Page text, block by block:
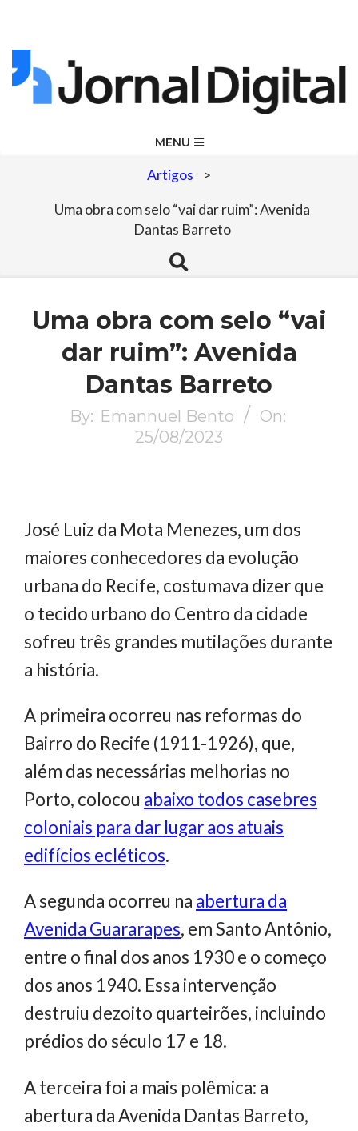
Skip
to
Jornal
Digital
MENU
Artigos >
Uma obra com selo “vai dar ruim”: Avenida
Dantas Barreto
Search
Uma obra com selo “vai
dar ruim”: Avenida
Dantas Barreto
By: Emannuel Bento
On:
25/08/2023
José Luiz da Mota Menezes, um dos
maiores conhecedores da evolução
urbana do Recife, costumava dizer que
o tecido urbano do Centro da cidade
sofreu três grandes mutilações durante
a história.
A primeira ocorreu nas reformas do
Bairro do Recife (1911-1926), que,
além das necessárias melhorias no
Porto, colocou abaixo todos casebres
coloniais para dar lugar aos atuais
edifícios ecléticos.
A segunda ocorreu na abertura da
Avenida Guararapes, em Santo Antônio,
entre o final dos anos 1930 e o começo
dos anos 1940. Essa intervenção
destruiu dezoito quarteirões, incluindo
prédios do século 17 e 18.
A terceira foi a mais polêmica: a
abertura da Avenida Dantas Barreto,